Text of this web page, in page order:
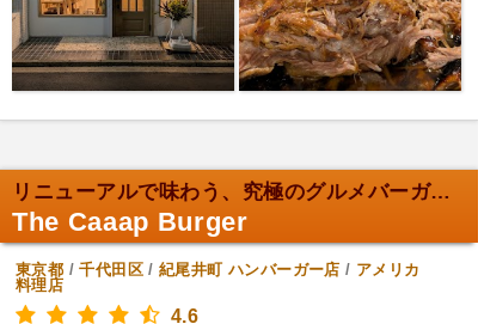
リニューアルで味わう、究極のグルメバーガー！
The Caaap Burger
東京都 /千代田区/紀尾井町 ハンバーガー店 / アメリカ
料理店
4.6